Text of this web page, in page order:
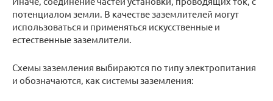
потенциалом земли. В качестве заземлителей могут
использоваться и применяться искусственные и
естественные заземлители.
Схемы заземления выбираются по типу электропитания
и обозначаются, как системы заземления: